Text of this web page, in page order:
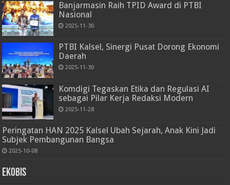
Banjarmasin Raih TPID Award di PTBI
Nasional
2025-11-30
PTBI Kalsel, Sinergi Pusat Dorong Ekonomi
Daerah
2025-11-30
Komdigi Tegaskan Etika dan Regulasi AI
sebagai Pilar Kerja Redaksi Modern
2025-11-28
Peringatan HAN 2025 Kalsel Ubah Sejarah, Anak Kini Jadi
Subjek Pembangunan Bangsa
2025-10-08
Ekobis